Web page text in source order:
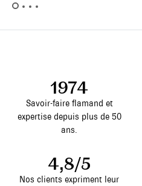
1974
Savoir-faire flamand et
expertise depuis plus de 50
ans.
4,8/5
Nos clients expriment leur